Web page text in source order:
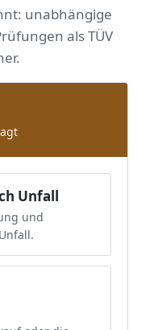
unabhängige
als TÜV
Unfall
und